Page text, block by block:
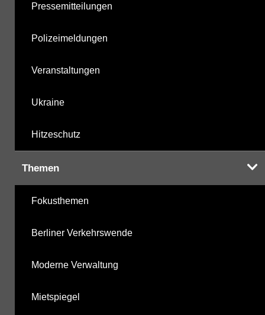
Pressemitteilungen
Polizeimeldungen
Veranstaltungen
Ukraine
Hitzeschutz
Themen
Fokusthemen
Berliner Verkehrswende
Moderne Verwaltung
Mietspiegel